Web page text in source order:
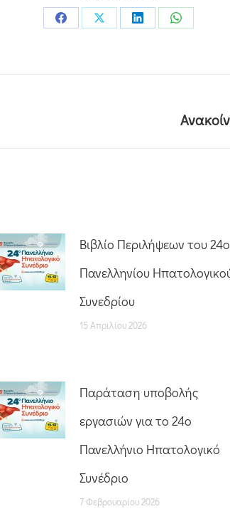
Βιβλίο Περιλήψεων του
Πανελληνίου
Συνεδρίου
15 Απριλίου 2026
Παράταση υποβολής
εργασιών για το 24ο
Πανελλήνιο Ηπατολογικό
Συνέδριο
7 Φεβρουαρίου 2026